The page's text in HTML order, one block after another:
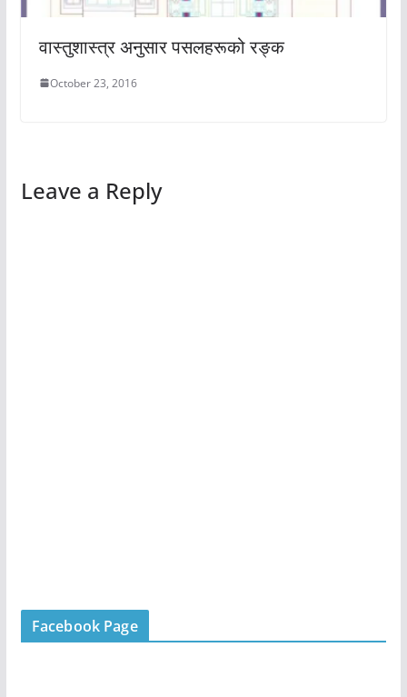
वास्तुशास्त्र अनुसार पसलहरूको रङ्क
October 23, 2016
Leave a Reply
Facebook Page